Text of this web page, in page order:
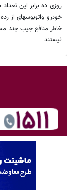
روزی ده برابر این
خودرو واتوبوسهای از
خاطر منافع جیب چند
نیستند